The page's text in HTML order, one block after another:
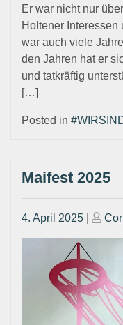
Er war nicht nur
Holtener Interessen
war auch viele
den Jahren hat er
und tatkräftig
[…]
Posted in
Maifest 2025
Posted
4. April 2025